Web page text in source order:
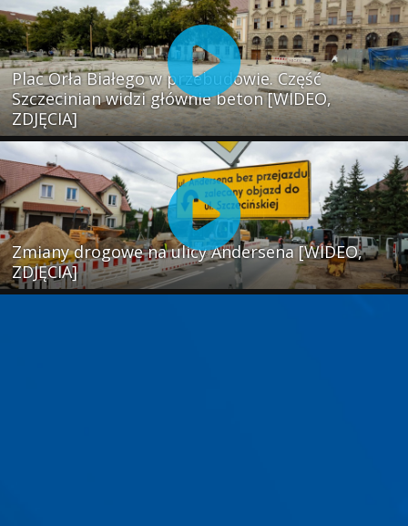
Plac Orła Białego w przebudowie. Część
Szczecinian widzi głównie beton [WIDEO,
ZDJĘCIA]
Zmiany drogowe na ulicy Andersena [WIDEO,
ZDJĘCIA]